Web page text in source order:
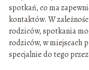
spotkań, co ma
kontaktów. W
rodziców, spotkania
rodziców, w miejscach
specjalnie do tego